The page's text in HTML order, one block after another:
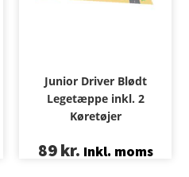
Junior Driver Blødt
Legetæppe inkl. 2
Køretøjer
89kr. Inkl. moms